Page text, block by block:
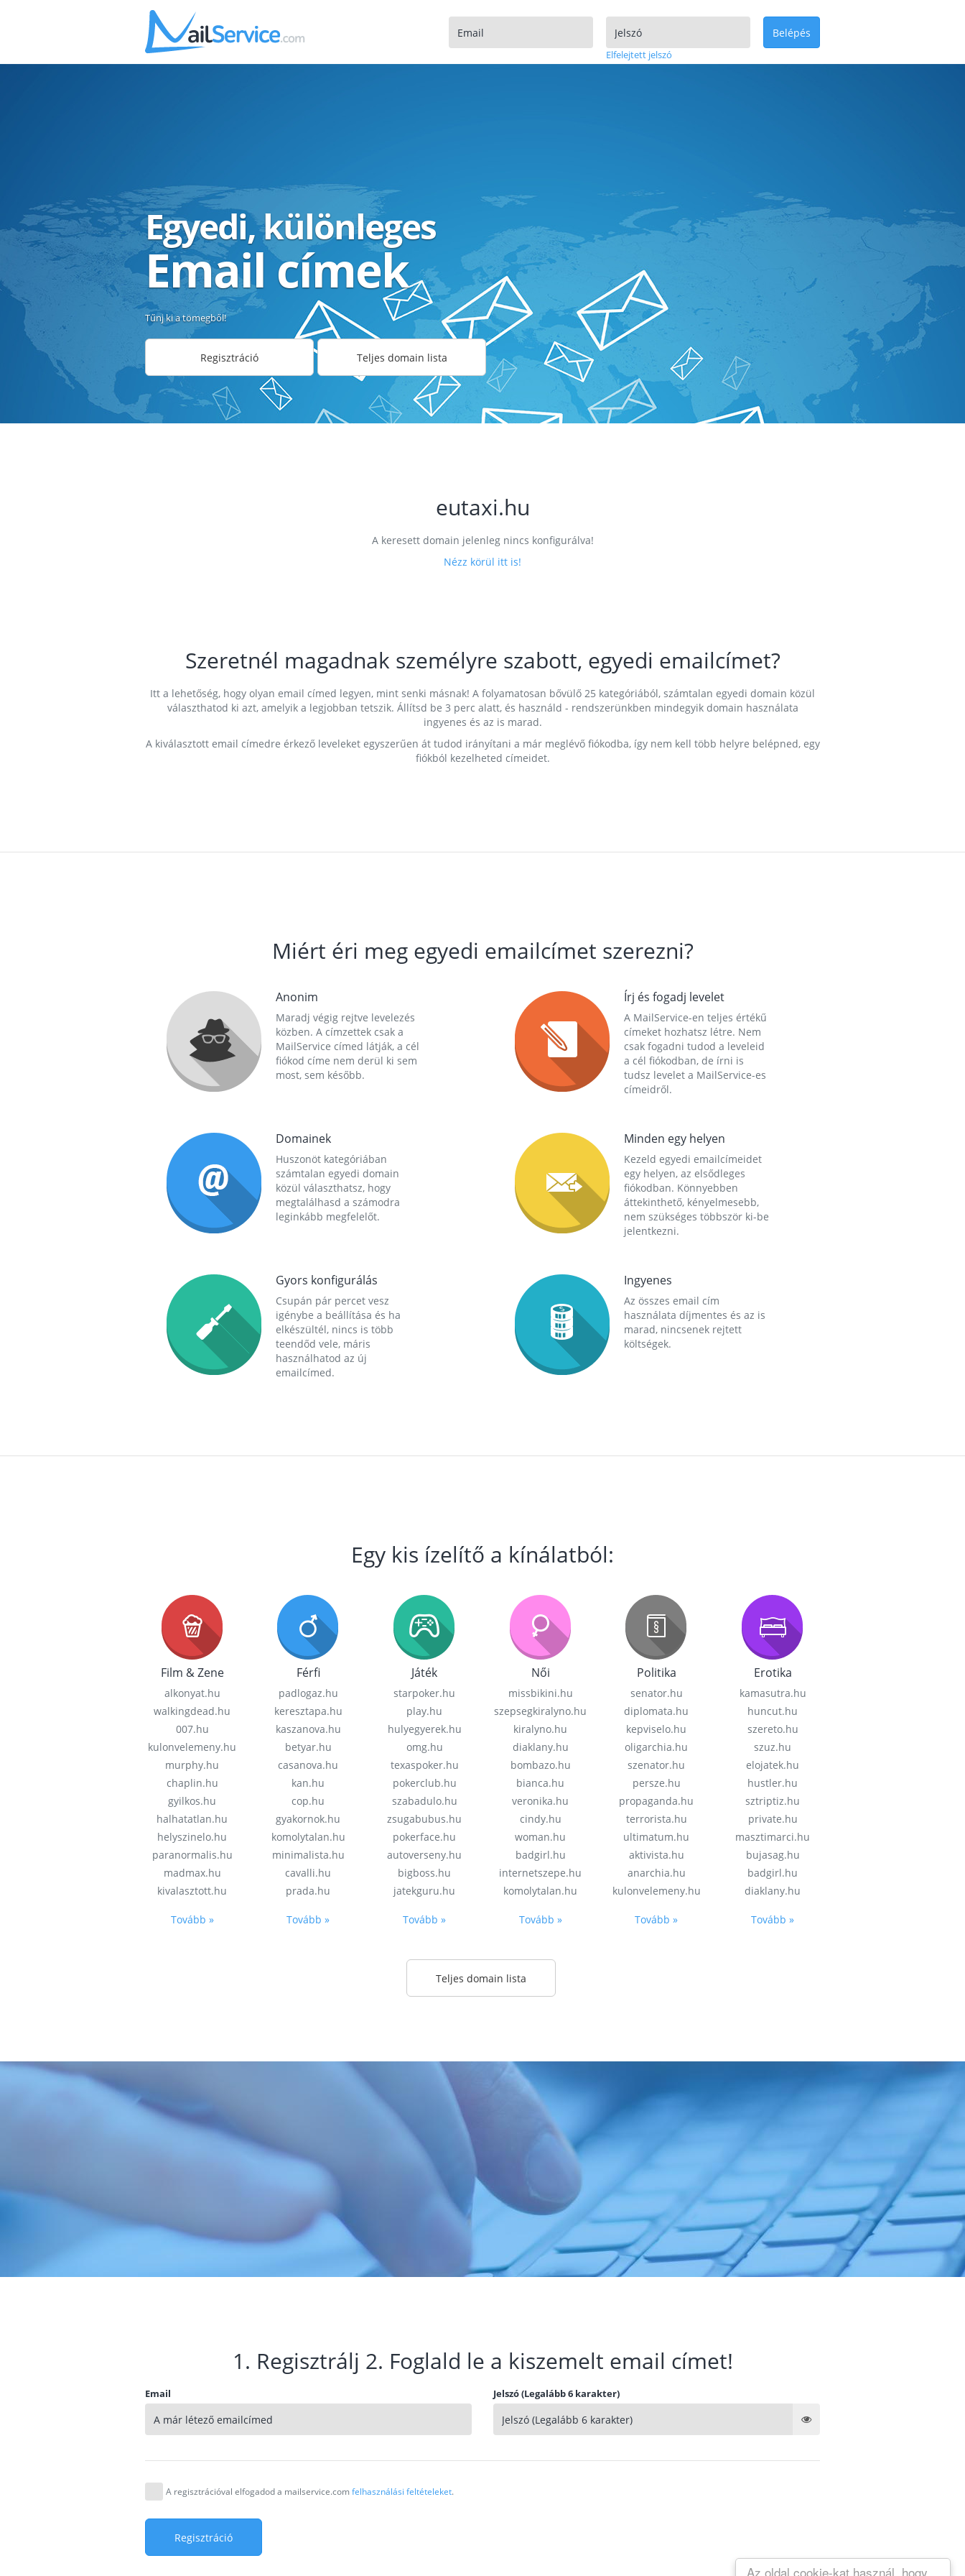
Az oldal cookie-kat használ, hogy
Elfelejtett jelszó
Belépés
Egyedi, különleges
Email címek
Tűnj ki a tömegből!
Regisztráció Teljes domain lista
eutaxi.hu
A keresett domain jelenleg nincs konfigurálva!
Nézz körül itt is!
Szeretnél magadnak személyre szabott, egyedi emailcímet?
Itt a lehetőség, hogy olyan email címed legyen, mint senki másnak! A folyamatosan bővülő 25 kategóriából, számtalan egyedi domain közül
választhatod ki azt, amelyik a legjobban tetszik. Állítsd be 3 perc alatt, és használd - rendszerünkben mindegyik domain használata
ingyenes és az is marad.
A kiválasztott email címedre érkező leveleket egyszerűen át tudod irányítani a már meglévő fiókodba, így nem kell több helyre belépned, egy
fiókból kezelheted címeidet.
Miért éri meg egyedi emailcímet szerezni?
Anonim
Maradj végig rejtve levelezés
közben. A címzettek csak a
MailService címed látják, a cél
fiókod címe nem derül ki sem
most, sem később.
Írj és fogadj levelet
A MailService-en teljes értékű
címeket hozhatsz létre. Nem
csak fogadni tudod a leveleid
a cél fiókodban, de írni is
tudsz levelet a MailService-es
címeidről.
Domainek
Huszonöt kategóriában
számtalan egyedi domain
közül választhatsz, hogy
megtalálhasd a számodra
leginkább megfelelőt.
Minden egy helyen
Kezeld egyedi emailcímeidet
egy helyen, az elsődleges
fiókodban. Könnyebben
áttekinthető, kényelmesebb,
nem szükséges többször ki-be
jelentkezni.
Gyors konfigurálás
Csupán pár percet vesz
igénybe a beállítása és ha
elkészültél, nincs is több
teendőd vele, máris
használhatod az új
emailcímed.
Ingyenes
Az összes email cím
használata díjmentes és az is
marad, nincsenek rejtett
költségek.
Egy kis ízelítő a kínálatból:
Film & Zene
alkonyat.hu
walkingdead.hu
007.hu
kulonvelemeny.hu
murphy.hu
chaplin.hu
gyilkos.hu
halhatatlan.hu
helyszinelo.hu
paranormalis.hu
madmax.hu
kivalasztott.hu
Tovább »
Férfi
padlogaz.hu
keresztapa.hu
kaszanova.hu
betyar.hu
casanova.hu
kan.hu
cop.hu
gyakornok.hu
komolytalan.hu
minimalista.hu
cavalli.hu
prada.hu
Tovább »
Játék
starpoker.hu
play.hu
hulyegyerek.hu
omg.hu
texaspoker.hu
pokerclub.hu
szabadulo.hu
zsugabubus.hu
pokerface.hu
autoverseny.hu
bigboss.hu
jatekguru.hu
Tovább »
Női
missbikini.hu
szepsegkiralyno.hu
kiralyno.hu
diaklany.hu
bombazo.hu
bianca.hu
veronika.hu
cindy.hu
woman.hu
badgirl.hu
internetszepe.hu
komolytalan.hu
Tovább »
Politika
senator.hu
diplomata.hu
kepviselo.hu
oligarchia.hu
szenator.hu
persze.hu
propaganda.hu
terrorista.hu
ultimatum.hu
aktivista.hu
anarchia.hu
kulonvelemeny.hu
Tovább »
Erotika
kamasutra.hu
huncut.hu
szereto.hu
szuz.hu
elojatek.hu
hustler.hu
sztriptiz.hu
private.hu
masztimarci.hu
bujasag.hu
badgirl.hu
diaklany.hu
Tovább »
Teljes domain lista
1. Regisztrálj 2. Foglald le a kiszemelt email címet!
Email Jelszó (Legalább 6 karakter)
A regisztrációval elfogadod a mailservice.comfelhasználási feltételeket.
Regisztráció